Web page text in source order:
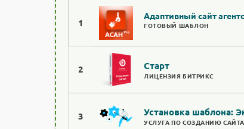
1
Адаптивный сайт
ГОТОВЫЙ ШАБЛОН
2 Старт
ЛИЦЕНЗИЯ БИТРИКС
3 Установка шаблона:
УСЛУГА ПО СОЗДАНИЮ САЙТА